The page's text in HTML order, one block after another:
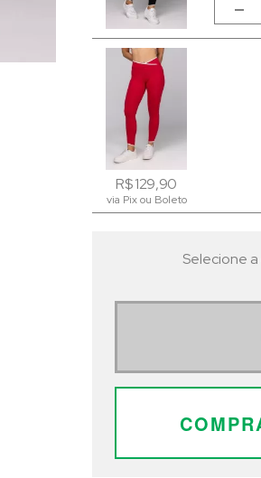
-
R$ 129,90
via Pix ou Boleto
R$ 129,90
via Pix ou Boleto
Selecione